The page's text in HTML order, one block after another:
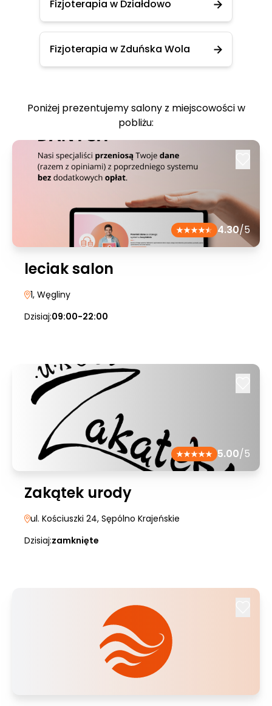
Fizjoterapia w Działdowo
Fizjoterapia w Zduńska Wola
Poniżej prezentujemy salony z miejscowości w
pobliżu:
4.30/5
leciak salon
1, Węgliny
Dzisiaj:09:00-22:00
5.00/5
Zakątek urody
ul. Kościuszki 24, Sępólno Krajeńskie
Dzisiaj:zamknięte